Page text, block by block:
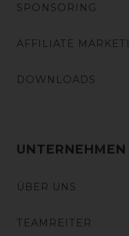
SPONSORING
AFFILIATE
DOWNLOADS
UNTERNEHMEN
ÜBER UNS
TEAMREITER